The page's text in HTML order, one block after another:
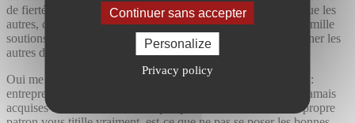
Continuer sans accepter
Personalize
Privacy policy
de fierté, celle d’avoir osé, celle de vouloir réussir plus fort que les
autres, celle d’avoir surmonté les difficultés, d’avoir imaginé mille
soutions au lieu d’avoir cherché des excuses et celle d’emmener les
autres dans la réalisation de votre rêve.
Oui me direz-vous mais il y a d’énormes risques ! C’est clair :
entreprendre, c’est prendre des risques et les choses ne sont jamais
acquises à l’avance. Mais si la perspective de devenir votre propre